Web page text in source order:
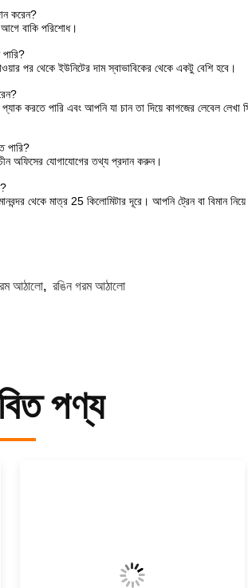
করেন?
বাকি পরিশোধ।
পর থেকে ইউনিটের দাম স্বাভাবিকের থেকে একটু বেশি হবে।
করতে পারি এবং আপনি যা চান তা দিয়ে কাগজের লেবেল লেখা
পারি?
অফিসের যোগাযোগের তথ্য প্রদান করুন।
থেকে মাত্র 25 কিলোমিটার দূরে। আপনি ট্রেন বা বিমান
আঠালো, রঙিন গরম আঠালো
পণ্য